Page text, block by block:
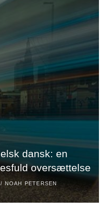
dansk: en
oversættelse
NOAH PETERSEN